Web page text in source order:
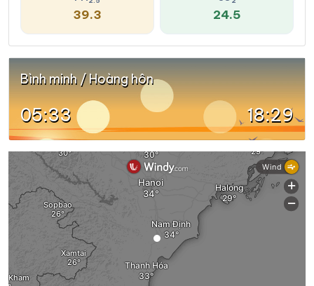
39.3 24.5
Bình minh / Hoàng hôn
05:33 18:29